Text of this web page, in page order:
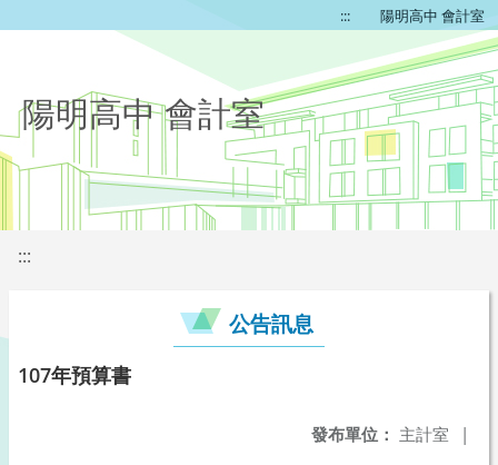
::: 陽明高中 會計室
陽明高中 會計室
:::
公告訊息
107年預算書
發布單位： 主計室 |